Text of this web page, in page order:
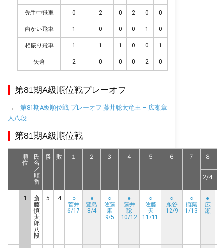
先手中飛車 0 2 0 2 0 0
向かい飛車 1 0 0 0 1 0
相振り飛車 1 1 1 0 0 1
矢倉 2 0 0 0 2 0
第81期A級順位戦プレーオフ
→ 第81期A級順位戦 プレーオフ 藤井聡太竜王 – 広瀬章
人八段
第81期A級順位戦
順
位
氏
名
／
順
番
勝 敗 １ ２ ３ ４ ５ ６ ７ ８
2/4
1
斎
藤
慎
太
郎
八
段
5 4
○
菅井
6/17
●
豊島
8/4
○
佐藤
康
9/5
●
藤井
聡
10/12
○
佐藤
天
11/11
○
糸谷
12/9
○
稲葉
1/13
●
広
瀬